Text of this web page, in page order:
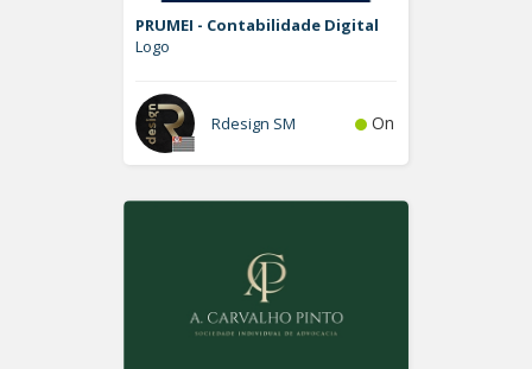
PRUMEI - Contabilidade Digital
Logo
Rdesign SM On